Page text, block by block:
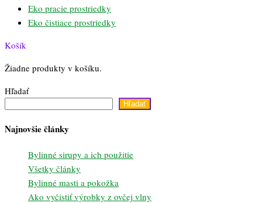
Eko pracie prostriedky
Eko čistiace prostriedky
Košík
Žiadne produkty v košíku.
Hľadať
Hľadať
Najnovšie články
Bylinné sirupy a ich použitie
Všetky články
Bylinné masti a pokožka
Ako vyčistiť výrobky z ovčej vlny